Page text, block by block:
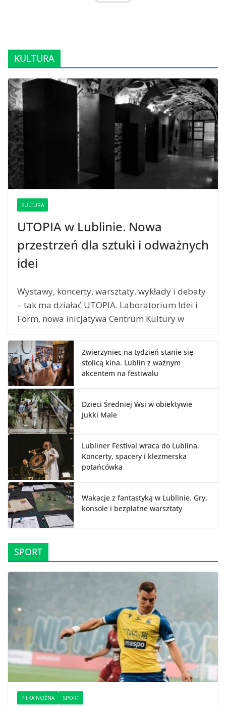
KULTURA
KULTURA
UTOPIA w Lublinie. Nowa
przestrzeń dla sztuki i odważnych
idei
Wystawy, koncerty, warsztaty, wykłady i debaty
– tak ma działać UTOPIA. Laboratorium Idei i
Form, nowa inicjatywa Centrum Kultury w
Zwierzyniec na tydzień stanie się
stolicą kina. Lublin z ważnym
akcentem na festiwalu
Dzieci Średniej Wsi w obiektywie
Jukki Male
Lubliner Festival wraca do Lublina.
Koncerty, spacery i klezmerska
potańcówka
Wakacje z fantastyką w Lublinie. Gry,
konsole i bezpłatne warsztaty
SPORT
PIŁKA NOŻNA SPORT